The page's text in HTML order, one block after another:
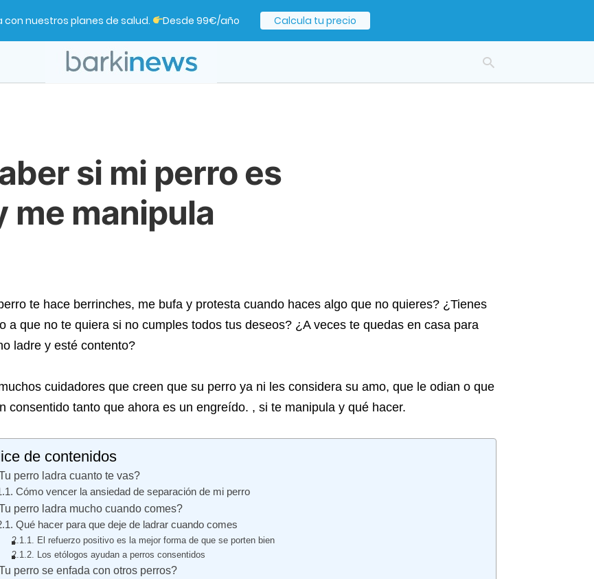
si mi perro es
me manipula
te hace berrinches, me bufa y protesta cuando haces algo que no quieres? ¿Tienes
a que no te quiera si no cumples todos tus deseos? ¿A veces te quedas en casa para
ladre y esté contento?
cuidadores que creen que su perro ya ni les considera su amo, que le odian o que
consentido tanto que ahora es un engreído. , si te manipula y qué hacer.
de contenidos
perro ladra cuanto te vas?
Cómo vencer la ansiedad de separación de mi perro
perro ladra mucho cuando comes?
Qué hacer para que deje de ladrar cuando comes
El refuerzo positivo es la mejor forma de que se porten bien
Los etólogos ayudan a perros consentidos
perro se enfada con otros perros?
nuestros planes de salud. Desde 99€/año Calcula tu precio